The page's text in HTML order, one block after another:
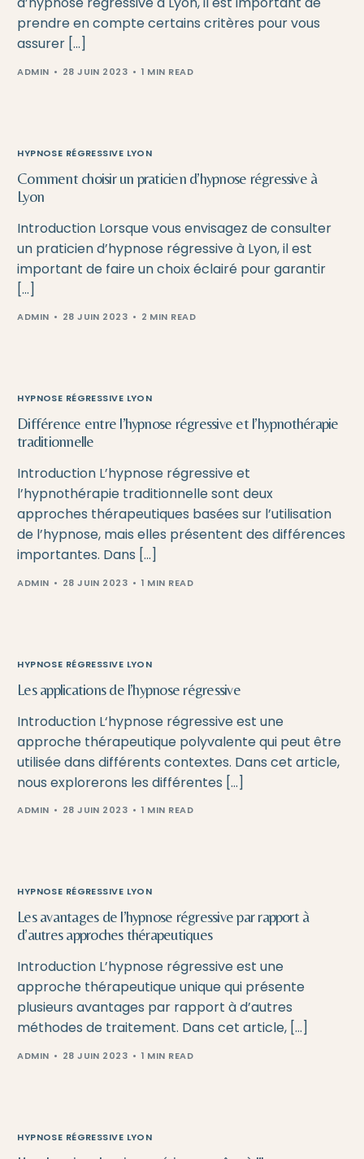
prendre en compte certains critères pour vous
assurer […]
ADMIN 28 JUIN 2023 1 MIN READ
HYPNOSE RÉGRESSIVE LYON
Comment choisir un praticien d’hypnose régressive à
Lyon
Introduction Lorsque vous envisagez de consulter
un praticien d’hypnose régressive à Lyon, il est
important de faire un choix éclairé pour garantir
[…]
ADMIN 28 JUIN 2023 2 MIN READ
HYPNOSE RÉGRESSIVE LYON
Différence entre l’hypnose régressive et l’hypnothérapie
traditionnelle
Introduction L’hypnose régressive et
l’hypnothérapie traditionnelle sont deux
approches thérapeutiques basées sur l’utilisation
de l’hypnose, mais elles présentent des différences
importantes. Dans […]
ADMIN 28 JUIN 2023 1 MIN READ
HYPNOSE RÉGRESSIVE LYON
Les applications de l’hypnose régressive
Introduction L‘hypnose régressive est une
approche thérapeutique polyvalente qui peut être
utilisée dans différents contextes. Dans cet article,
nous explorerons les différentes […]
ADMIN 28 JUIN 2023 1 MIN READ
HYPNOSE RÉGRESSIVE LYON
Les avantages de l’hypnose régressive par rapport à
d’autres approches thérapeutiques
Introduction L’hypnose régressive est une
approche thérapeutique unique qui présente
plusieurs avantages par rapport à d’autres
méthodes de traitement. Dans cet article, […]
ADMIN 28 JUIN 2023 1 MIN READ
HYPNOSE RÉGRESSIVE LYON